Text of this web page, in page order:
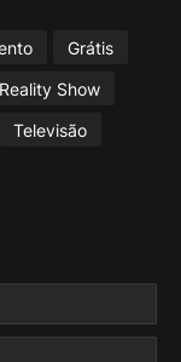
Grátis
Reality Show
Televisão